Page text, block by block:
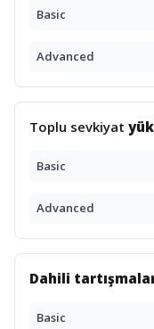
Basic
Advanced
Toplu sevkiyat
Basic
Advanced
Dahili
Basic